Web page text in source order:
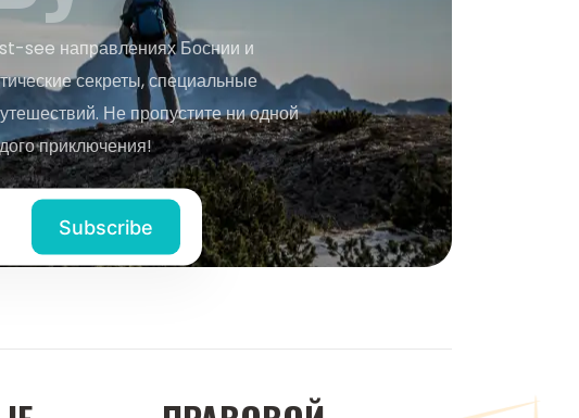
see направлениях Боснии и
секреты, специальные
Не пропустите ни одной
приключения!